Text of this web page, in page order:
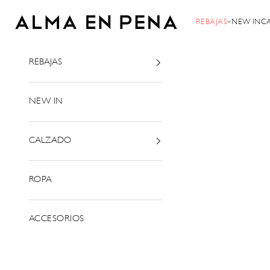
Alma en Pena
REBAJAS NEW IN
REBAJAS
NEW IN
CALZADO
ROPA
ACCESORIOS